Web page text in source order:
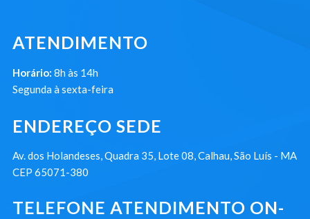
ATENDIMENTO
Horário: 8h às 14h
Segunda à sexta-feira
ENDEREÇO SEDE
Av. dos Holandeses, Quadra 35, Lote 08, Calhau, São Luís - MA
CEP 65071-380
TELEFONE ATENDIMENTO ON-